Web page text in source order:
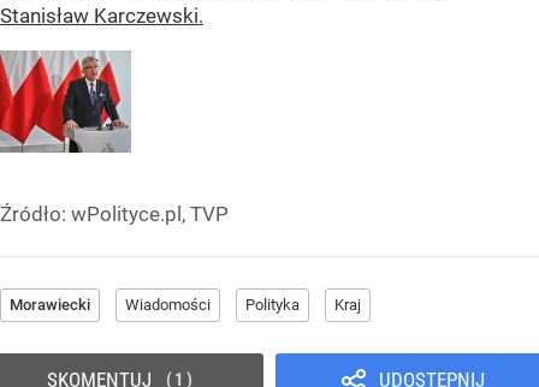
Stanisław Karczewski.
Źródło: wPolityce.pl, TVP
Morawiecki Wiadomości Polityka Kraj
UDOSTĘPNIJ
SKOMENTUJ 1